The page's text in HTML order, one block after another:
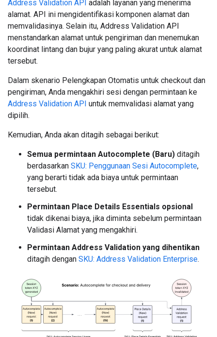
Address Validation API adalah layanan yang menerima
alamat. API ini mengidentifikasi komponen alamat dan
memvalidasinya. Selain itu, Address Validation API
menstandarkan alamat untuk pengiriman dan menemukan
koordinat lintang dan bujur yang paling akurat untuk alamat
tersebut.
Dalam skenario Pelengkapan Otomatis untuk checkout dan
pengiriman, Anda mengakhiri sesi dengan permintaan ke
Address Validation API untuk memvalidasi alamat yang
dipilih.
Kemudian, Anda akan ditagih sebagai berikut:
Semua permintaan Autocomplete (Baru) ditagih
berdasarkan SKU: Penggunaan Sesi Autocomplete,
yang berarti tidak ada biaya untuk permintaan
tersebut.
Permintaan Place Details Essentials opsional
tidak dikenai biaya, jika diminta sebelum permintaan
Validasi Alamat yang mengakhiri.
Permintaan Address Validation yang dihentikan
ditagih dengan SKU: Address Validation Enterprise.